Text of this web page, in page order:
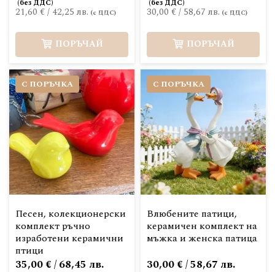
21,60 €/ 42,25 лв.
ПОРЪЧАЙ
30,00 €/ 58,67 лв.
ПОРЪЧАЙ
С ПОРЪЧКА
Песен, колекционерски
комплект ръчно
изработени керамични
птици
35,00 € / 68,45 лв.
С ПОРЪЧКА
Влюбените патици,
керамичен комплект на
мъжка и женска патица
30,00 € / 58,67 лв.